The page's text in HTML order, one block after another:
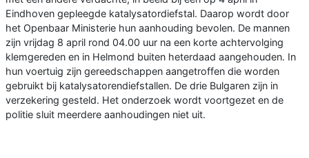
Eindhoven gepleegde katalysatordiefstal. Daarop wordt door
het Openbaar Ministerie hun aanhouding bevolen. De mannen
zijn vrijdag 8 april rond 04.00 uur na een korte achtervolging
klemgereden en in Helmond buiten heterdaad aangehouden. In
hun voertuig zijn gereedschappen aangetroffen die worden
gebruikt bij katalysatorendiefstallen. De drie Bulgaren zijn in
verzekering gesteld. Het onderzoek wordt voortgezet en de
politie sluit meerdere aanhoudingen niet uit.